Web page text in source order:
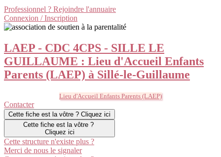
Professionnel ? Rejoindre l'annuaire
Connexion / Inscription
LAEP - CDC 4CPS - SILLE LE
GUILLAUME : Lieu d'Accueil Enfants
Parents (LAEP) à Sillé-le-Guillaume
Lieu d'Accueil Enfants Parents (LAEP)
Contacter
Cette fiche est la vôtre ? Cliquez ici
Cette fiche est la vôtre ?
Cliquez ici
Cette structure n'existe plus ?
Merci de nous le signaler